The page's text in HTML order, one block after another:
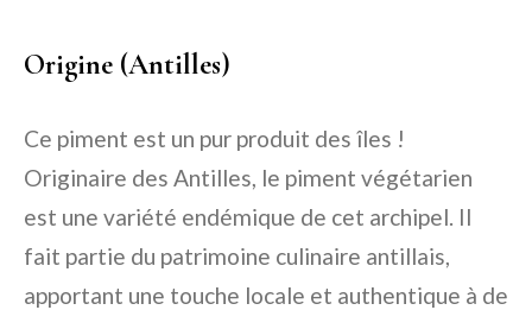
Origine (Antilles)
Ce piment est un pur produit des îles !
Originaire des Antilles, le piment végétarien
est une variété endémique de cet archipel. Il
fait partie du patrimoine culinaire antillais,
apportant une touche locale et authentique à de